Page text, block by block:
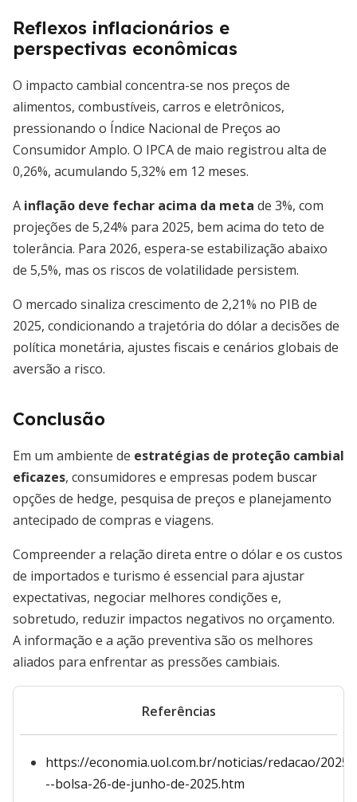
Reflexos inflacionários e
perspectivas econômicas
O impacto cambial concentra-se nos preços de
alimentos, combustíveis, carros e eletrônicos,
pressionando o Índice Nacional de Preços ao
Consumidor Amplo. O IPCA de maio registrou alta de
0,26%, acumulando 5,32% em 12 meses.
A inflação deve fechar acima da meta de 3%, com
projeções de 5,24% para 2025, bem acima do teto de
tolerância. Para 2026, espera-se estabilização abaixo
de 5,5%, mas os riscos de volatilidade persistem.
O mercado sinaliza crescimento de 2,21% no PIB de
2025, condicionando a trajetória do dólar a decisões de
política monetária, ajustes fiscais e cenários globais de
aversão a risco.
Conclusão
Em um ambiente de estratégias de proteção cambial
eficazes, consumidores e empresas podem buscar
opções de hedge, pesquisa de preços e planejamento
antecipado de compras e viagens.
Compreender a relação direta entre o dólar e os custos
de importados e turismo é essencial para ajustar
expectativas, negociar melhores condições e,
sobretudo, reduzir impactos negativos no orçamento.
A informação e a ação preventiva são os melhores
aliados para enfrentar as pressões cambiais.
Referências
https://economia.uol.com.br/noticias/redacao/
--bolsa-26-de-junho-de-2025.htm